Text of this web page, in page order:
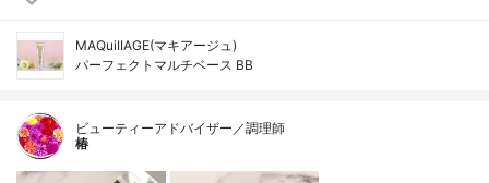
MAQuiIIAGE(マキアージュ)
パーフェクトマルチベース BB
ビューティーアドバイザー／調理師
椿